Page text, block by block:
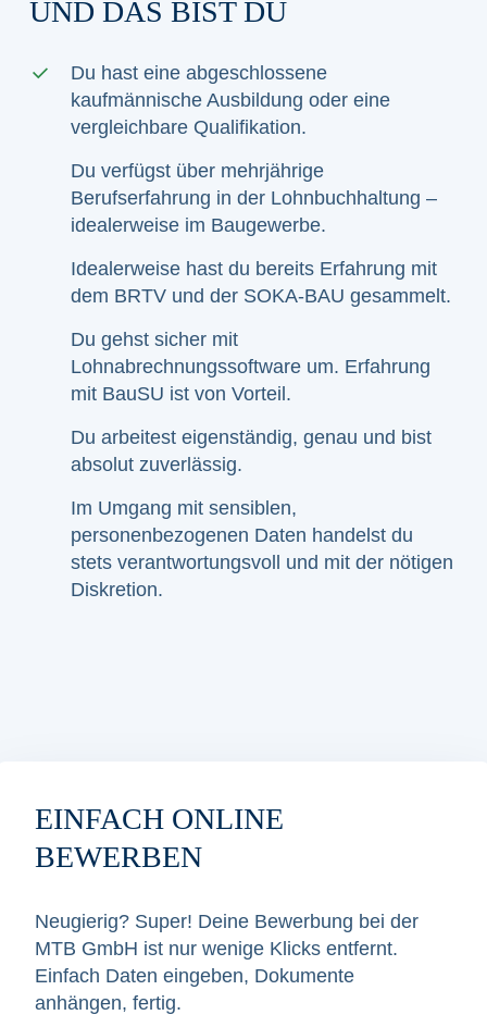
UND DAS BIST DU
Du hast eine abgeschlossene
kaufmännische Ausbildung oder eine
vergleichbare Qualifikation.
Du verfügst über mehrjährige
Berufserfahrung in der Lohnbuchhaltung –
idealerweise im Baugewerbe.
Idealerweise hast du bereits Erfahrung mit
dem BRTV und der SOKA-BAU gesammelt.
Du gehst sicher mit
Lohnabrechnungssoftware um. Erfahrung
mit BauSU ist von Vorteil.
Du arbeitest eigenständig, genau und bist
absolut zuverlässig.
Im Umgang mit sensiblen,
personenbezogenen Daten handelst du
stets verantwortungsvoll und mit der nötigen
Diskretion.
EINFACH ONLINE
BEWERBEN
Neugierig? Super! Deine Bewerbung bei der
MTB GmbH ist nur wenige Klicks entfernt.
Einfach Daten eingeben, Dokumente
anhängen, fertig.